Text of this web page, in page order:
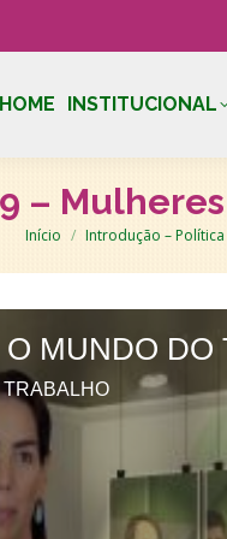
HOME INSTITUCIONAL
–
Você está aqui:
Início Introdução –